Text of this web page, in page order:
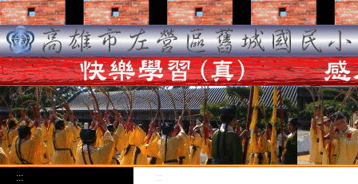
::: :::